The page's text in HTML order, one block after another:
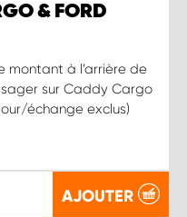
& FORD
montant à l’arrière de
sur Caddy Cargo
échange exclus)
AJOUTER